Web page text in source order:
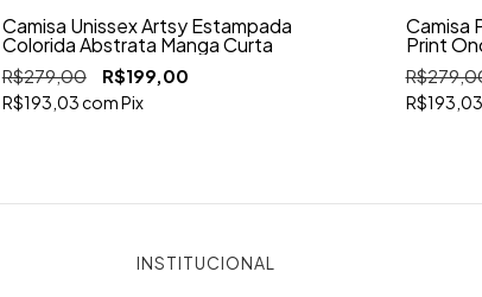
Camisa Unissex Artsy Estampada
Colorida Abstrata Manga Curta
R$279,00 R$199,00
R$193,03comPix
Camisa
Print
R$193,03
INSTITUCIONAL